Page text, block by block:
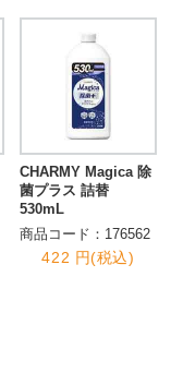
CHARMY Magica 除
菌プラス 詰替
530mL
商品コード：176562
422 円(税込)